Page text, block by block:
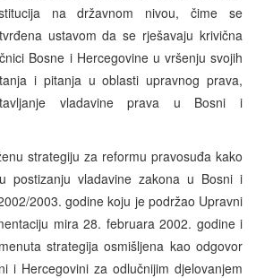
na državnom nivou, čime se
ustavom da se rješavaju krivična
Bosne i Hercegovine u vršenju svojih
i pitanja u oblasti upravnog prava,
vladavine prava u Bosni i
strategiju za reformu pravosuđa kako
postizanju vladavine zakona u Bosni i
2003. godine koju je podržao Upravni
mira 28. februara 2002. godine i
strategija osmišljena kao odgovor
i Hercegovini za odlučnijim djelovanjem